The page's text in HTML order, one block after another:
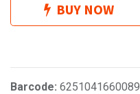
BUY NOW
Barcode: 6251041660089